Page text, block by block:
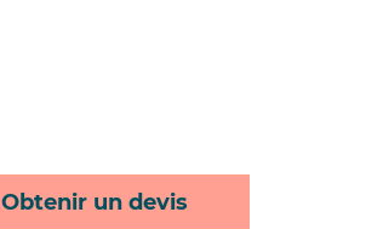
Obtenir un devis